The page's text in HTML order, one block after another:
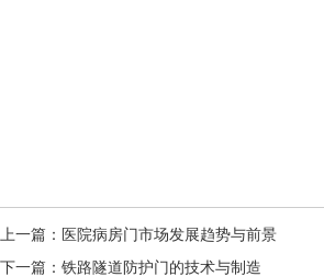
上一篇： 医院病房门市场发展趋势与前景
下一篇： 铁路隧道防护门的技术与制造